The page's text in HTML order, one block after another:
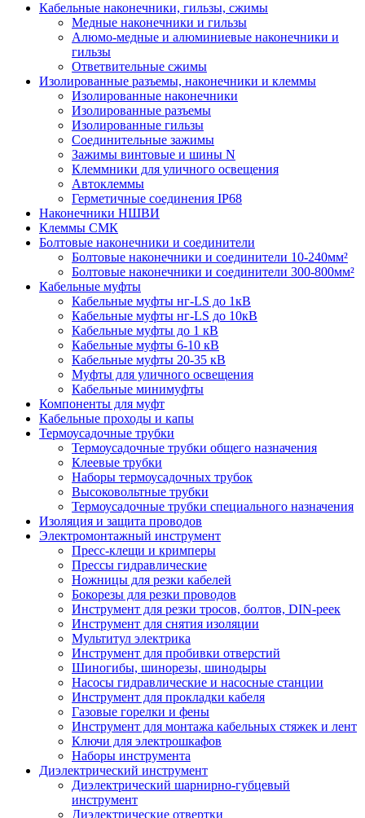
Кабельные наконечники, гильзы, сжимы
Медные наконечники и гильзы
Алюмо-медные и алюминиевые наконечники и
гильзы
Ответвительные сжимы
Изолированные разъемы, наконечники и клеммы
Изолированные наконечники
Изолированные разъемы
Изолированные гильзы
Соединительные зажимы
Зажимы винтовые и шины N
Клеммники для уличного освещения
Автоклеммы
Герметичные соединения IP68
Наконечники НШВИ
Клеммы СМК
Болтовые наконечники и соединители
Болтовые наконечники и соединители 10-240мм²
Болтовые наконечники и соединители 300-800мм²
Кабельные муфты
Кабельные муфты нг-LS до 1кВ
Кабельные муфты нг-LS до 10кВ
Кабельные муфты до 1 кВ
Кабельные муфты 6-10 кВ
Кабельные муфты 20-35 кВ
Муфты для уличного освещения
Кабельные минимуфты
Компоненты для муфт
Кабельные проходы и капы
Термоусадочные трубки
Термоусадочные трубки общего назначения
Клеевые трубки
Наборы термоусадочных трубок
Высоковольтные трубки
Термоусадочные трубки специального назначения
Изоляция и защита проводов
Электромонтажный инструмент
Пресс-клещи и кримперы
Прессы гидравлические
Ножницы для резки кабелей
Бокорезы для резки проводов
Инструмент для резки тросов, болтов, DIN-реек
Инструмент для снятия изоляции
Мультитул электрика
Инструмент для пробивки отверстий
Шиногибы, шинорезы, шинодыры
Насосы гидравлические и насосные станции
Инструмент для прокладки кабеля
Газовые горелки и фены
Инструмент для монтажа кабельных стяжек и лент
Ключи для электрошкафов
Наборы инструмента
Диэлектрический инструмент
Диэлектрический шарнирно-губцевый
инструмент
Диэлектрические отвертки